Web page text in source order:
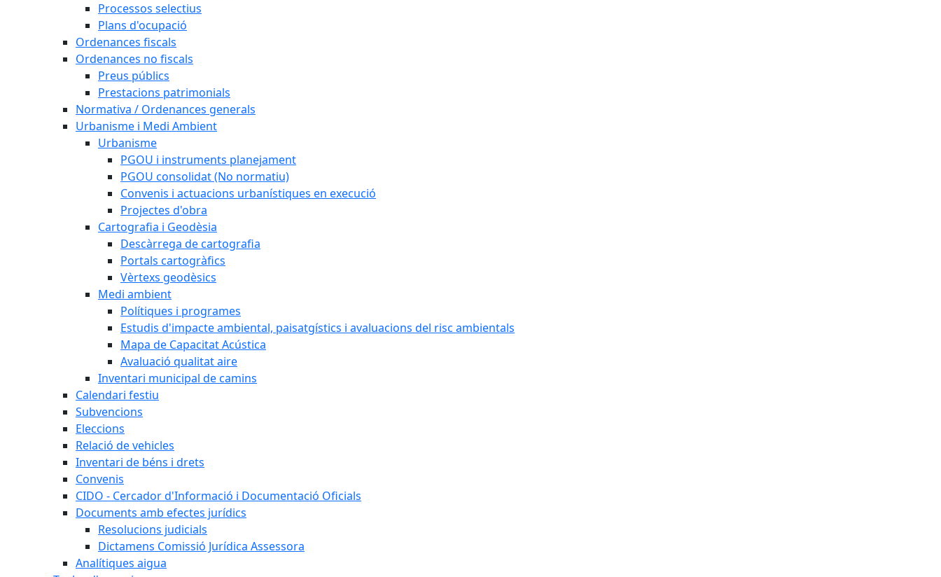
Processos selectius
Plans d'ocupació
Ordenances fiscals
Ordenances no fiscals
Preus públics
Prestacions patrimonials
Normativa / Ordenances generals
Urbanisme i Medi Ambient
Urbanisme
PGOU i instruments planejament
PGOU consolidat (No normatiu)
Convenis i actuacions urbanístiques en execució
Projectes d'obra
Cartografia i Geodèsia
Descàrrega de cartografia
Portals cartogràfics
Vèrtexs geodèsics
Medi ambient
Polítiques i programes
Estudis d'impacte ambiental, paisatgístics i avaluacions del risc ambientals
Mapa de Capacitat Acústica
Avaluació qualitat aire
Inventari municipal de camins
Calendari festiu
Subvencions
Eleccions
Relació de vehicles
Inventari de béns i drets
Convenis
CIDO - Cercador d'Informació i Documentació Oficials
Documents amb efectes jurídics
Resolucions judicials
Dictamens Comissió Jurídica Assessora
Analítiques aigua